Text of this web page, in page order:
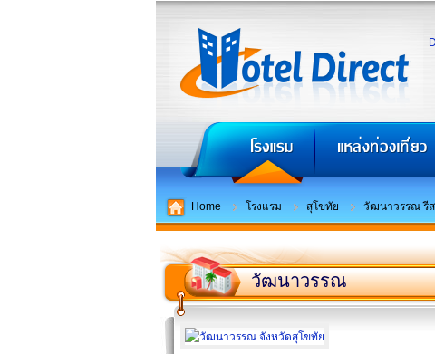
Home โรงแรม สุโขทัย วัฒนาวรรณ รี
วัฒนาวรรณ